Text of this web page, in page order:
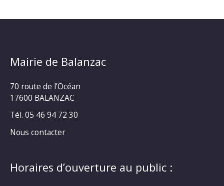
Mairie de Balanzac
70 route de l’Océan
17600 BALANZAC
Tél. 05 46 94 72 30
Nous contacter
Horaires d’ouverture au public :